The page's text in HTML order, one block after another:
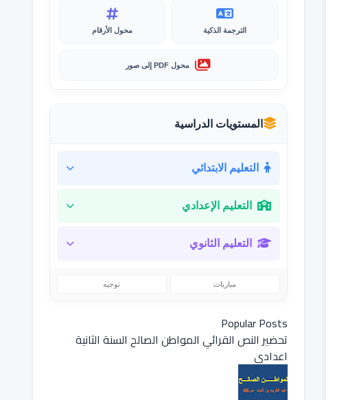
الترجمة الذكية محول الأرقام
محول PDF إلى صور
المستويات الدراسية
التعليم الابتدائي
التعليم الإعدادي
التعليم الثانوي
مباريات توجيه
Popular Posts
تحضير النص القرائي المواطن الصالح السنة الثانية
اعدادي